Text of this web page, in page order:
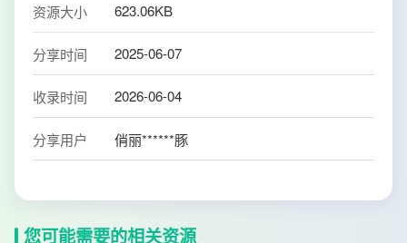
资源大小 623.06KB
分享时间 2025-06-07
收录时间 2026-06-04
分享用户 俏丽******豚
您可能需要的相关资源